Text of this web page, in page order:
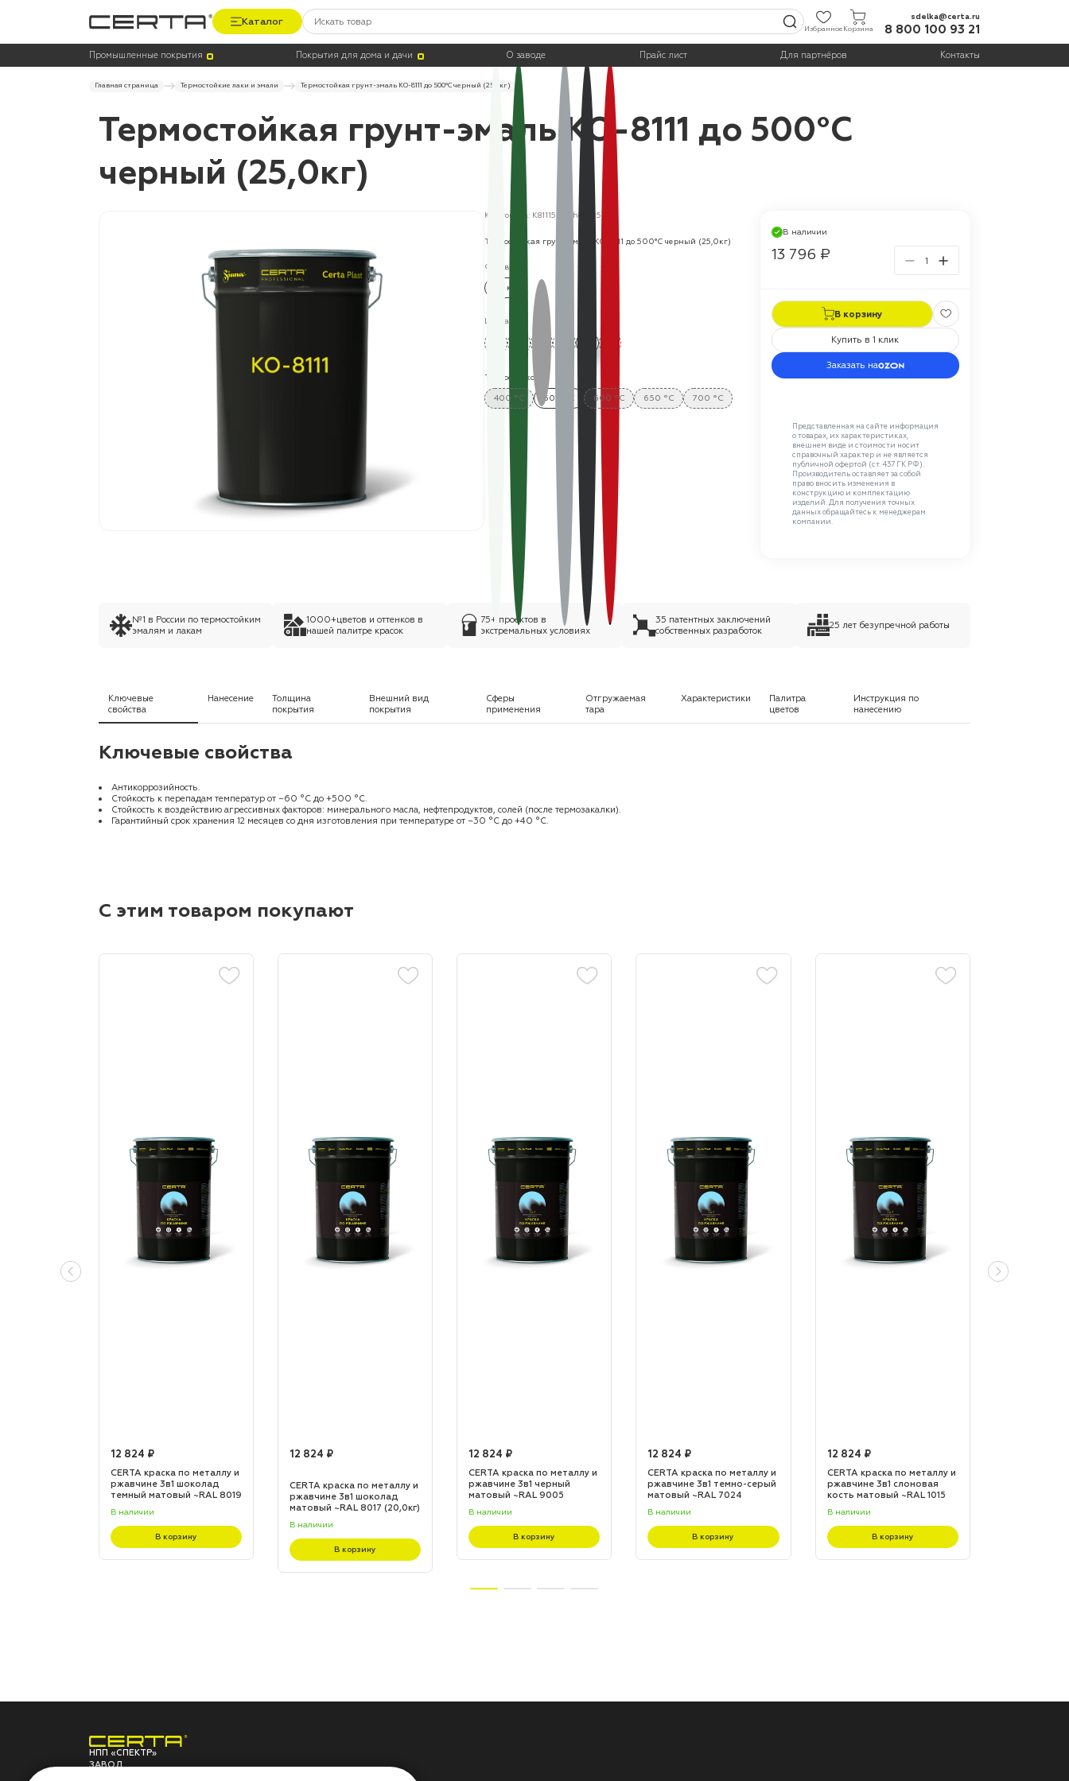
Каталог
ИзбранноеКорзина
sdelka@certa.ru
8 800 100 93 21
Промышленные покрытия Покрытия для дома и дачи О заводе Прайс лист Для партнёров Контакты
Главная страница Термостойкие лаки и эмали Термостойкая грунт-эмаль КО-8111 до 500°С черный (25,0кг)
Термостойкая грунт-эмаль КО-8111 до 500°С
черный (25,0кг)
Код товара: K8111500chern25
Термостойкая грунт-эмаль КО-8111 до 500°С черный (25,0кг)
Фасовка:
25 кг
Цвета:
Термостойкость:
400 °C 500 °C 600 °C 650 °C 700 °C
В наличии
13 796 ₽
В корзину
Купить в 1 клик
Заказать на
Представленная на сайте информация
о товарах, их характеристиках,
внешнем виде и стоимости носит
справочный характер и не является
публичной офертой (ст. 437 ГК РФ).
Производитель оставляет за собой
право вносить изменения в
конструкцию и комплектацию
изделий. Для получения точных
данных обращайтесь к менеджерам
компании.
№1 в России по термостойким
эмалям и лакам
1000+цветов и оттенков в
нашей палитре красок
75+ проектов в
экстремальных условиях
35 патентных заключений
собственных разработок
25 лет безупречной работы
Ключевые
свойства
Нанесение
Толщина
покрытия
Внешний вид
покрытия
Сферы
применения
Отгружаемая
тара
Характеристики
Палитра
цветов
Инструкция по
нанесению
Ключевые свойства
Антикоррозийность.
Стойкость к перепадам температур от −60 °С до +500 °С.
Стойкость к воздействию агрессивных факторов: минерального масла, нефтепродуктов, солей (после термозакалки).
Гарантийный срок хранения 12 месяцев со дня изготовления при температуре от −30 °С до +40 °С.
С этим товаром покупают
12 824 ₽
CERTA краска по металлу и
ржавчине 3в1 шоколад
темный матовый ~RAL 8019
В наличии
В корзину
12 824 ₽
CERTA краска по металлу и
ржавчине 3в1 шоколад
матовый ~RAL 8017 (20,0кг)
В наличии
В корзину
12 824 ₽
CERTA краска по металлу и
ржавчине 3в1 черный
матовый ~RAL 9005
В наличии
В корзину
12 824 ₽
CERTA краска по металлу и
ржавчине 3в1 темно-серый
матовый ~RAL 7024
В наличии
В корзину
12 824 ₽
CERTA краска по металлу и
ржавчине 3в1 слоновая
кость матовый ~RAL 1015
В наличии
В корзину
НПП «СПЕКТР»
ЗАВОД